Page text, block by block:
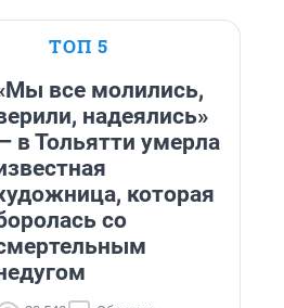
ТОП 5
все молились,
надеялись»
в Тольятти умерла
которая
со